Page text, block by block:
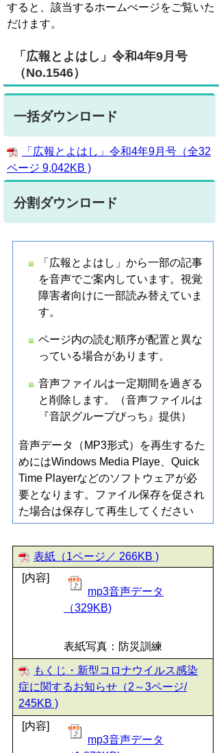
すると、該当するホームぺージをご覧いた
だけます。
「広報とよはし」令和4年9月号
（No.1546）
一括ダウンロード
「広報とよはし」令和4年9月号（全32
ページ 9,042KB )
分割ダウンロード
「広報とよはし」から一部の記事
を音声でご案内しています。視覚
障害者向けに一部読み替えていま
す。
ページ内の読む順序が配置と異な
っている場合があります。
音声ファイルは一定期間を過ぎる
と削除します。（音声ファイルは
『音訳グループぴっち』提供）
音声データ（MP3形式）を再生するた
めにはWindows Media Playe、Quick
Time Playerなどのソフトウェアが必
要となります。ファイル保存を促され
た場合は保存して再生してください
表紙（1ページ／ 266KB )
[内容]
mp3音声データ
（329KB)
表紙写真：防災訓練
もくじ・新型コロナウイルス感染
症に関するお知らせ（2～3ページ/
245KB )
[内容]
mp3音声データ